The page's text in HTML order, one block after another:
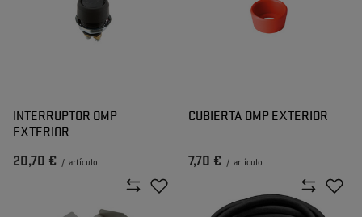
INTERRUPTOR OMP
EXTERIOR
20,70 € / artículo
CUBIERTA OMP EXTERIOR
7,70 € / artículo